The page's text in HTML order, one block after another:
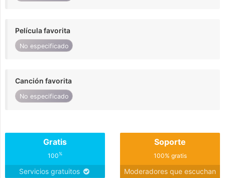
Película favorita
No especificado
Canción favorita
No especificado
Gratis
100%
Servicios gratuitos
Soporte
100% gratis
Moderadores que escuchan